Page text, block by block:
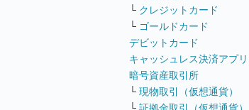
└ クレジットカード
└ ゴールドカード
デビットカード
キャッシュレス決済アプリ
暗号資産取引所
└ 現物取引（仮想通貨）